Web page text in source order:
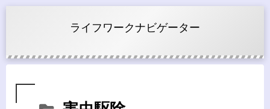
ライフワークナビゲーター